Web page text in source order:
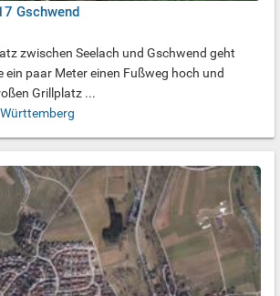
Gschwend
zwischen Seelach und Gschwend geht
ein paar Meter einen Fußweg hoch und
Grillplatz ...